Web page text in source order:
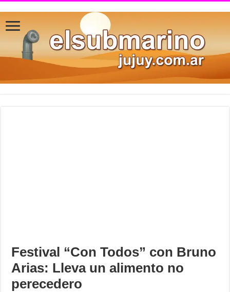
Festival “Con Todos” con Bruno
Arias: Lleva un alimento no
perecedero